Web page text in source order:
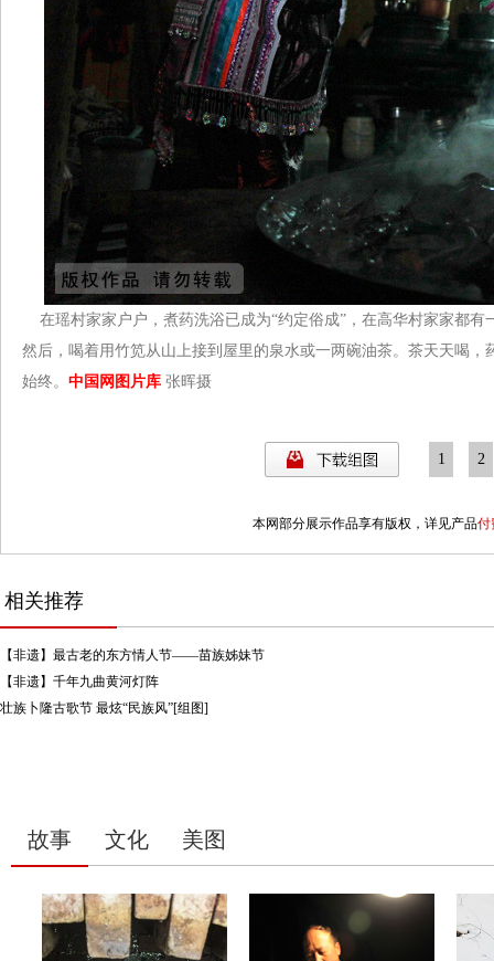
在瑶村家家户户，煮药洗浴已成为“约定俗成”，在高华村家家都
然后，喝着用竹笕从山上接到屋里的泉水或一两碗油茶。茶天天喝
始终。 中国网图片库 张晖摄
1 2
本网部分展示作品享有版权，详见产品付
相关推荐
【非遗】最古老的东方情人节——苗族姊妹节
【非遗】千年九曲黄河灯阵
壮族卜隆古歌节 最炫“民族风”[组图]